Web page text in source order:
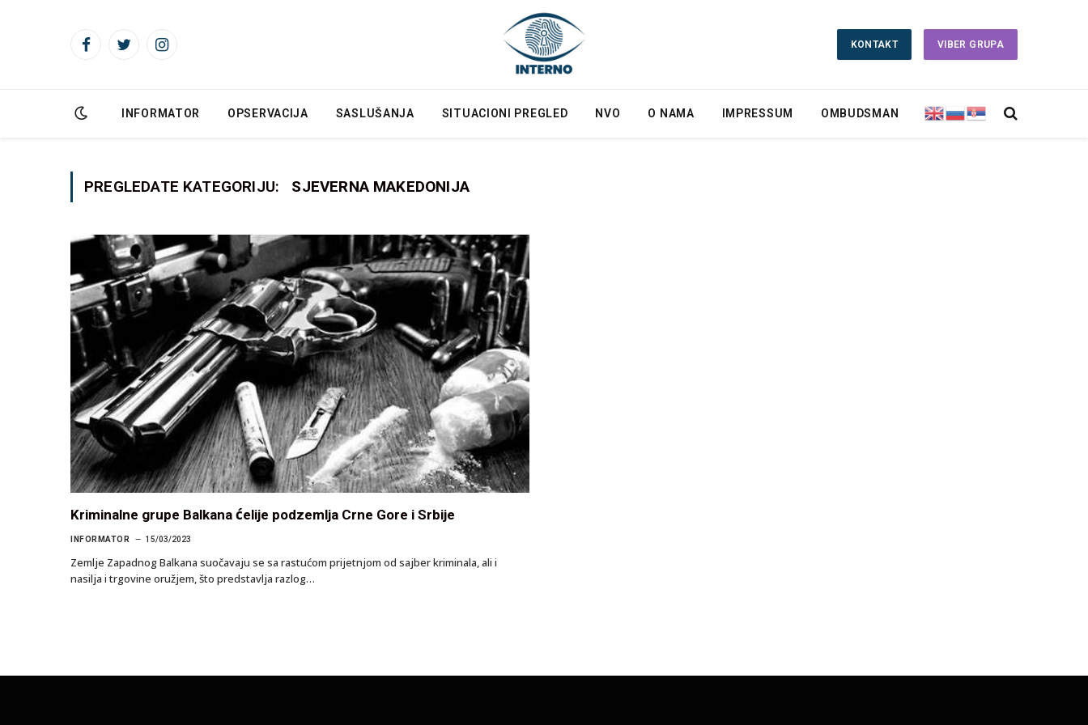
FacebookTwitterInstagram
KONTAKT VIBER GRUPA
INFORMATOR OPSERVACIJA SASLUŠANJA SITUACIONI PREGLED NVO O NAMA IMPRESSUM OMBUDSMAN
PREGLEDATE KATEGORIJU: SJEVERNA MAKEDONIJA
Kriminalne grupe Balkana ćelije podzemlja Crne Gore i Srbije
INFORMATOR 15/03/2023
Zemlje Zapadnog Balkana suočavaju se sa rastućom prijetnjom od sajber kriminala, ali i
nasilja i trgovine oružjem, što predstavlja razlog…